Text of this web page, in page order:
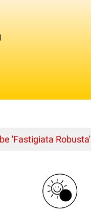
'Fastigiata Robusta'